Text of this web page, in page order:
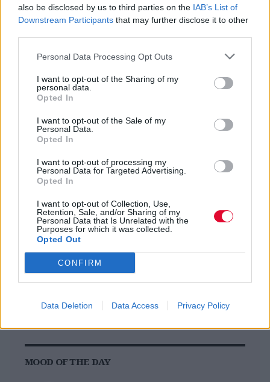
also be disclosed by us to third parties on the IAB’s List of
Downstream Participants that may further disclose it to other
Personal Data Processing Opt Outs
I want to opt-out of the Sharing of my
personal data.
Opted In
I want to opt-out of the Sale of my
Personal Data.
Opted In
I want to opt-out of processing my
Personal Data for Targeted Advertising.
Opted In
I want to opt-out of Collection, Use,
Retention, Sale, and/or Sharing of my
Personal Data that Is Unrelated with the
Purposes for which it was collected.
Opted Out
CONFIRM
Data Deletion Data Access Privacy Policy
Several women share their shocking stories
@C4Dispatchesand
Brand denies all allegations.
pic.twitter.com/r2nvA3mYjM
— Channel 4 Dispatches (@C4Dispatches)
September 17, 2023
Previous Article
Ακολούθησε το Avopolis Network στο
Google News
MOOD OF THE DAY